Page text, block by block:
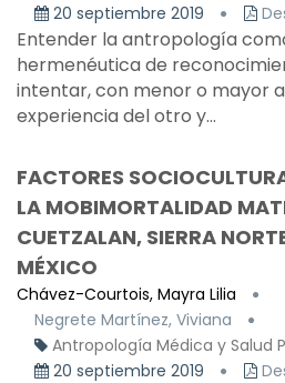
20 septiembre 2019
Entender la antropología
hermenéutica de
intentar, con menor o mayor
experiencia del otro y...
FACTORES
LA MOBIMORTALIDAD
CUETZALAN, SIERRA
MÉXICO
Chávez-Courtois, Mayra Lilia
Negrete Martínez, Viviana
Antropología Médica y Salud
20 septiembre 2019